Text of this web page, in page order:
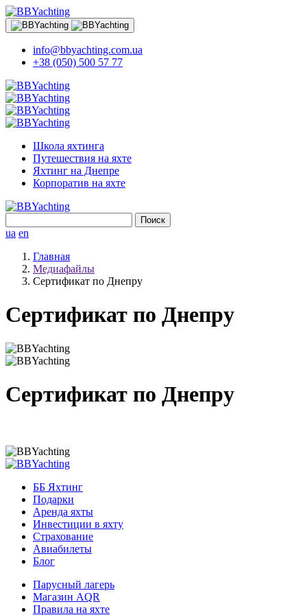
info@bbyachting.com.ua
+38 (050) 500 57 77
Школа яхтинга
Путешествия на яхте
Яхтинг на Днепре
Корпоратив на яхте
ua en
Главная
Медиафайлы
Сертификат по Днепру
Сертификат по Днепру
Сертификат по Днепру
ББ Яхтинг
Подарки
Аренда яхты
Инвестиции в яхту
Страхование
Авиабилеты
Блог
Парусный лагерь
Магазин AQR
Правила на яхте